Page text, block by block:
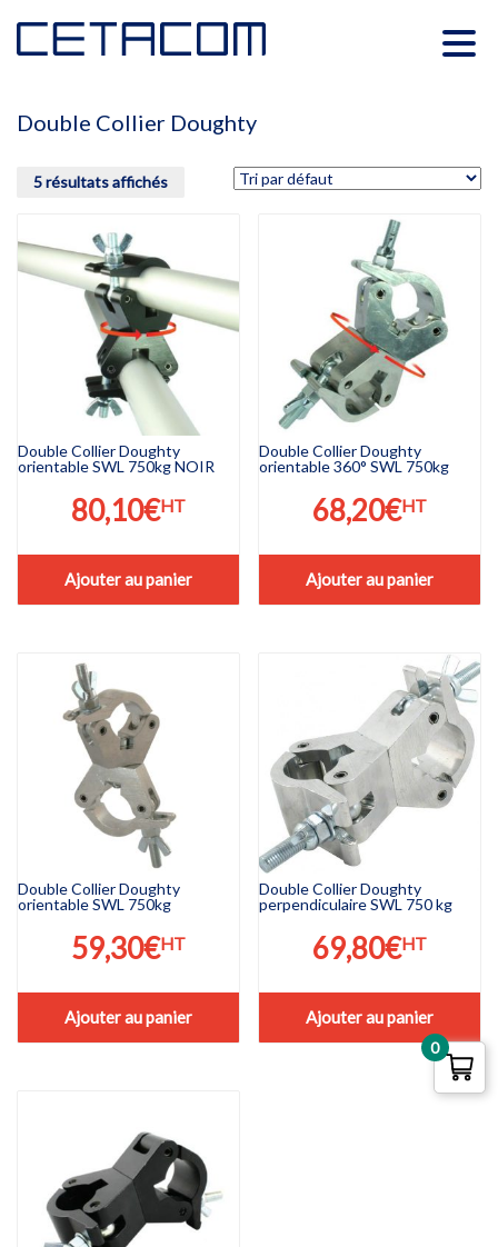
Double Collier Doughty
5 résultats affichés
Double Collier Doughty
orientable SWL 750kg NOIR
80,10€HT
Ajouter au panier
Double Collier Doughty
orientable 360° SWL 750kg
68,20€HT
Ajouter au panier
Double Collier Doughty
orientable SWL 750kg
59,30€HT
Ajouter au panier
Double Collier Doughty
perpendiculaire SWL 750 kg
69,80€HT
Ajouter au panier
0